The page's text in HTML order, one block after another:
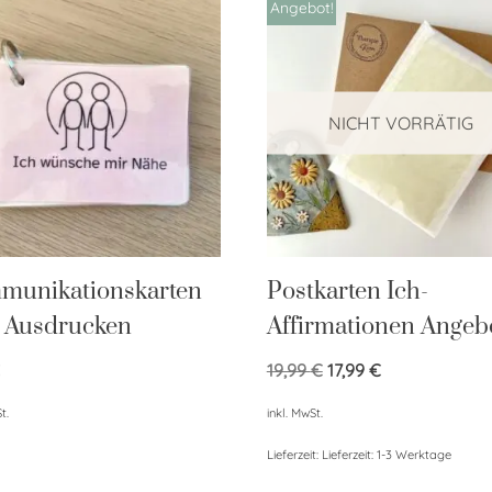
NICHT VORRÄTIG
Angebot!
Postkarten Ich-
Affirmationen
19,99€ 17,99 €
inkl. MwSt.
Lieferzeit: Lieferzeit: 1-3 Werktage